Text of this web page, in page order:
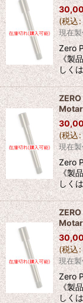
(税込:
現在
Zero
《製
しく
(税込:
現在
Zero
《製
しく
(税込:
現在
Zero
《製
しく